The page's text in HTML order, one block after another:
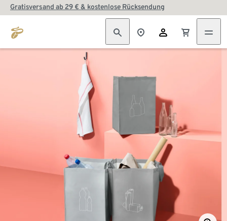
Gratisversand ab 29 € & kostenlose Rücksendung